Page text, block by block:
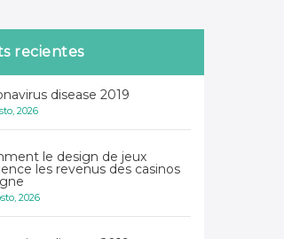
recientes
disease 2019
2026
le design de jeux
les revenus des casinos
2026